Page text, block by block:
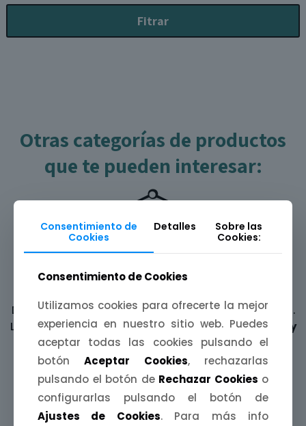
Fitrar
Otras categorías de productos
que te pueden interesar:
Decora tus paredes con unamijina de Extremadura .
Láminas A4, A5 y A6 inspiradas en paisajes, fiestas y
leyendasde nuestra tierra.
Consentimiento de
Cookies
Detalles
Sobre las
Cookies:
Consentimiento de Cookies
Utilizamos cookies para ofrecerte la mejor
experiencia en nuestro sitio web. Puedes
aceptar todas las cookies pulsando el
botónAceptar Cookies, rechazarlas
pulsando el botón de Rechazar Cookies o
configurarlas pulsando el botón de
Ajustes de Cookies. Para más info